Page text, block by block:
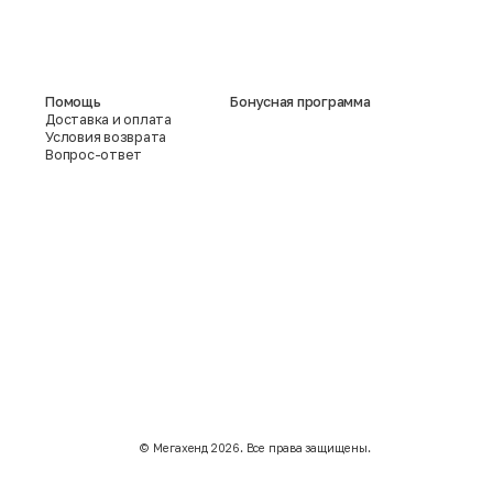
Помощь
Доставка и оплата
Условия возврата
Вопрос-ответ
Бонусная программа
©️ Мегахенд 2026. Все права защищены.